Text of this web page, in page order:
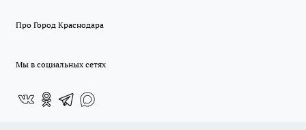
Про Город Краснодара
Мы в социальных сетях